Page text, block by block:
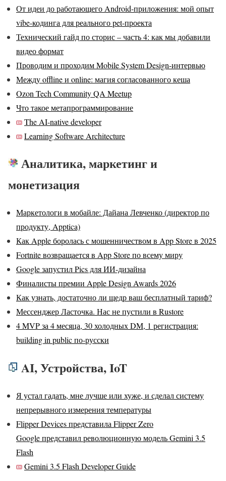
От идеи до работающего Android-приложения: мой опыт
vibe-кодинга для реального pet-проекта
Технический гайд по сторис – часть 4: как мы добавили
видео формат
Проводим и проходим Mobile System Design-интервью
Между offline и online: магия согласованного кеша
Ozon Tech Community QA Meetup
Что такое метапрограммирование
The AI-native developer
Learning Software Architecture
Аналитика, маркетинг и
монетизация
Маркетологи в мобайле: Дайана Левченко (директор по
продукту, Apptica)
Как Apple боролась с мошенничеством в App Store в 2025
Fortnite возвращается в App Store по всему миру
Google запустил Pics для ИИ-дизайна
Финалисты премии Apple Design Awards 2026
Как узнать, достаточно ли щедр ваш бесплатный тариф?
Мессенджер Ласточка. Нас не пустили в Rustore
4 MVP за 4 месяца, 30 холодных DM, 1 регистрация:
building in public по‑русски
AI, Устройства, IoT
Я устал гадать, мне лучше или хуже, и сделал систему
непрерывного измерения температуры
Flipper Devices представила Flipper Zero
Google представил революционную модель Gemini 3.5
Flash
Gemini 3.5 Flash Developer Guide